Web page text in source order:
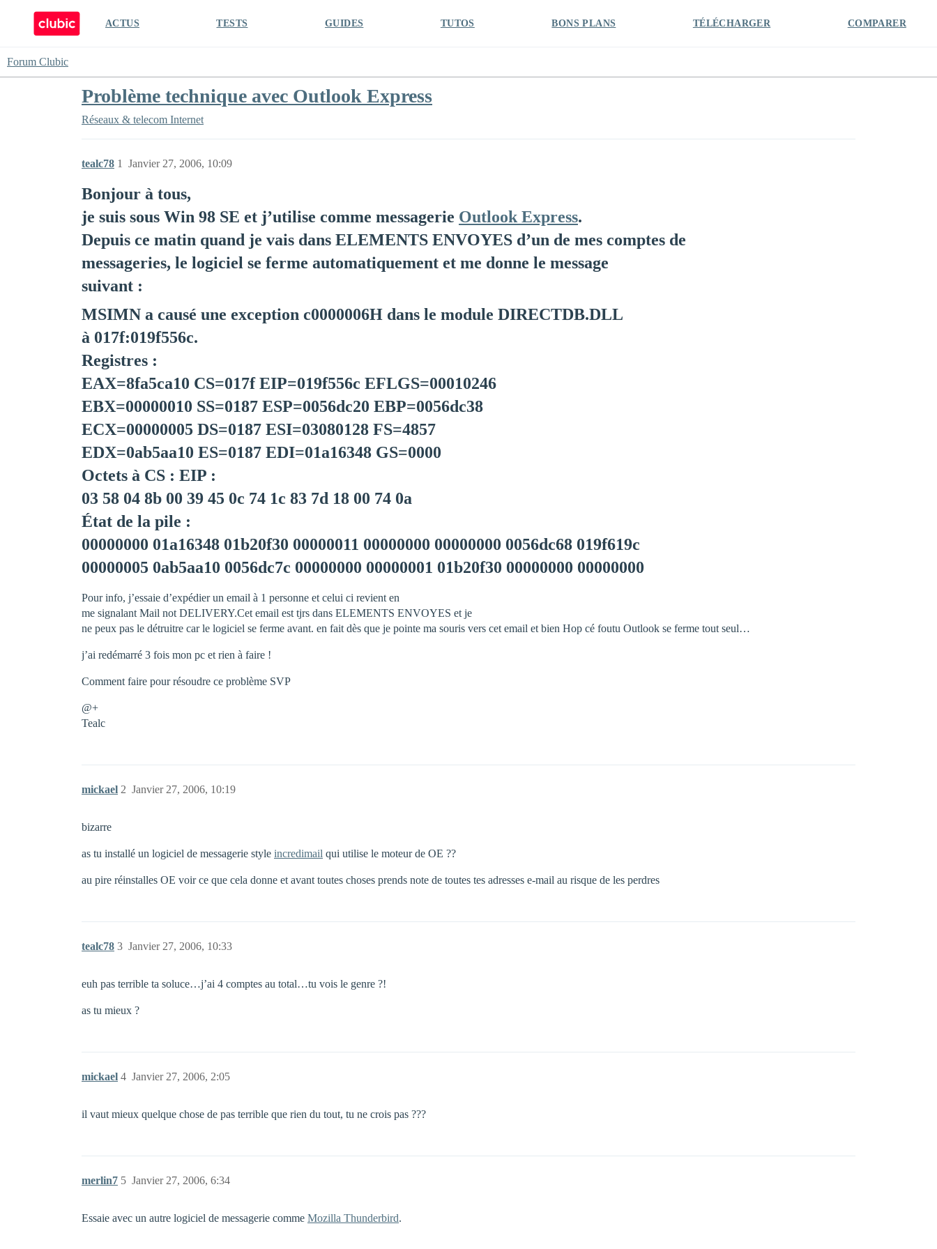
ACTUS TESTS GUIDES TUTOS BONS PLANS TÉLÉCHARGER COMPARER
Forum Clubic
Problème technique avec Outlook Express
Réseaux & telecom Internet
tealc78 Janvier 27, 2006, 10:09
1
Bonjour à tous,
je suis sous Win 98 SE et j’utilise comme messagerie Outlook Express.
Depuis ce matin quand je vais dans ELEMENTS ENVOYES d’un de mes comptes de
messageries, le logiciel se ferme automatiquement et me donne le message
suivant :
MSIMN a causé une exception c0000006H dans le module DIRECTDB.DLL
à 017f:019f556c.
Registres :
EAX=8fa5ca10 CS=017f EIP=019f556c EFLGS=00010246
EBX=00000010 SS=0187 ESP=0056dc20 EBP=0056dc38
ECX=00000005 DS=0187 ESI=03080128 FS=4857
EDX=0ab5aa10 ES=0187 EDI=01a16348 GS=0000
Octets à CS : EIP :
03 58 04 8b 00 39 45 0c 74 1c 83 7d 18 00 74 0a
État de la pile :
00000000 01a16348 01b20f30 00000011 00000000 00000000 0056dc68 019f619c
00000005 0ab5aa10 0056dc7c 00000000 00000001 01b20f30 00000000 00000000
Pour info, j’essaie d’expédier un email à 1 personne et celui ci revient en
me signalant Mail not DELIVERY.Cet email est tjrs dans ELEMENTS ENVOYES et je
ne peux pas le détruitre car le logiciel se ferme avant. en fait dès que je pointe ma souris vers cet email et bien Hop cé foutu Outlook se ferme tout seul…
j’ai redémarré 3 fois mon pc et rien à faire !
Comment faire pour résoudre ce problème SVP
@+
Tealc
mickael Janvier 27, 2006, 10:19
2
bizarre
as tu installé un logiciel de messagerie style incredimail qui utilise le moteur de OE ??
au pire réinstalles OE voir ce que cela donne et avant toutes choses prends note de toutes tes adresses e-mail au risque de les perdres
tealc78 Janvier 27, 2006, 10:33
3
euh pas terrible ta soluce…j’ai 4 comptes au total…tu vois le genre ?!
as tu mieux ?
mickael Janvier 27, 2006, 2:05
4
il vaut mieux quelque chose de pas terrible que rien du tout, tu ne crois pas ???
merlin7 Janvier 27, 2006, 6:34
5
Essaie avec un autre logiciel de messagerie comme Mozilla Thunderbird.